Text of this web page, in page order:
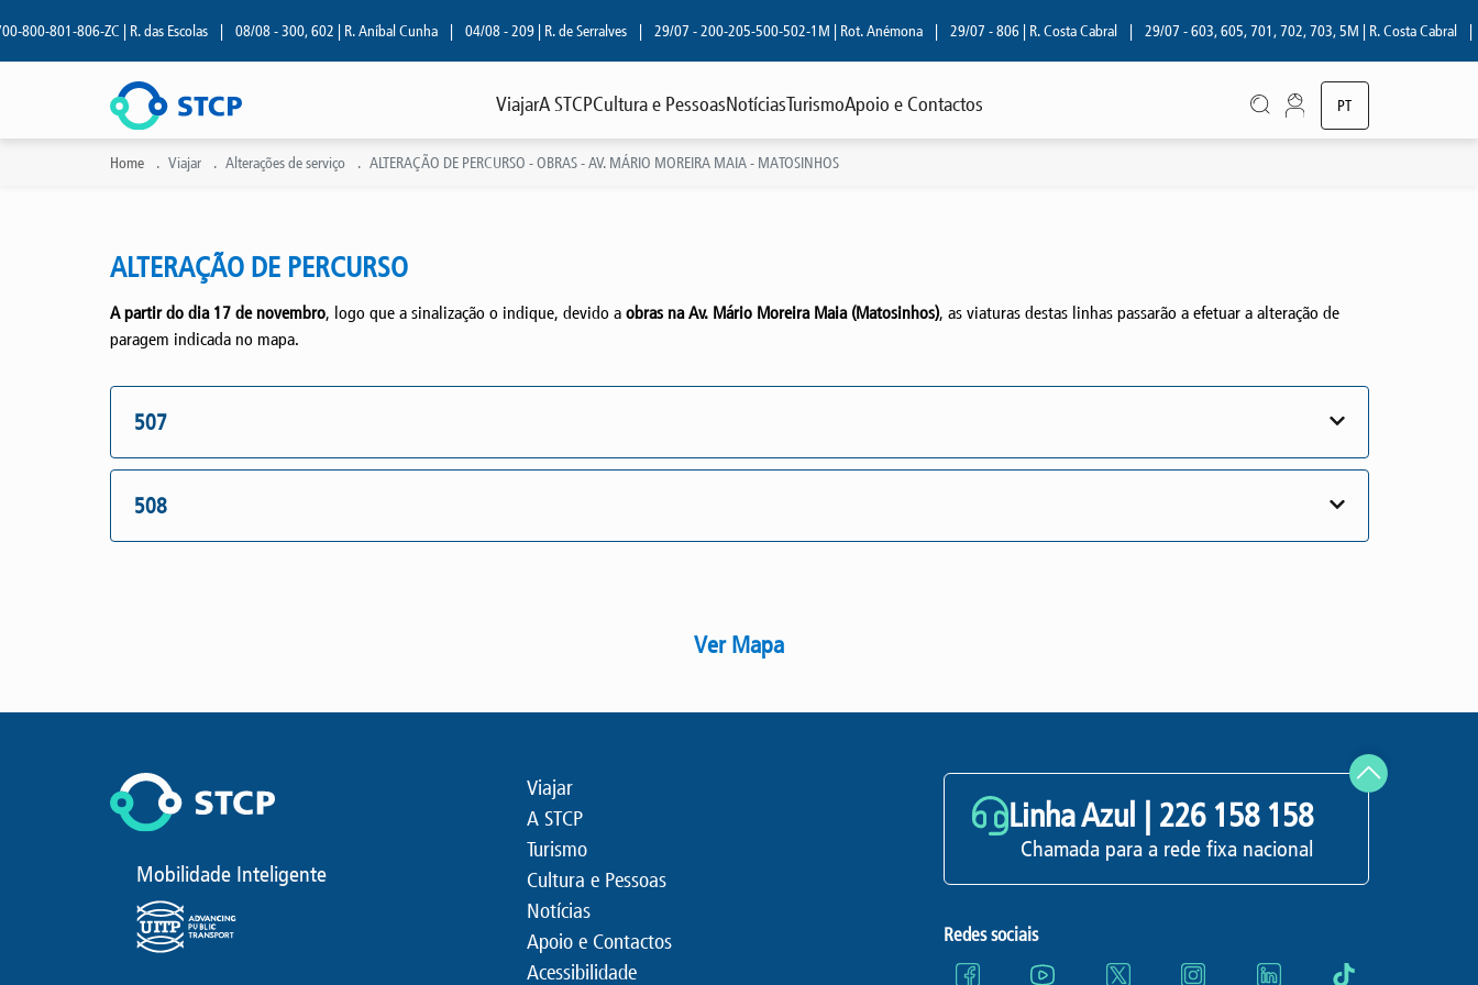
801-806-ZC | R. das Escolas 08/08 - 300, 602 | R. Aníbal Cunha 04/08 - 209 | R. de Serralves 29/07 - 200-205-500-502-1M | Rot. Anémona 29/07 - 806 | R. Costa Cabral 29/07 - 603, 605, 701, 702, 703, 5M | R. Costa Cabral
ViajarA STCPCultura e PessoasNotíciasTurismoApoio e Contactos PT
Home
Viajar Alterações de serviço ALTERAÇÃO DE PERCURSO - OBRAS - AV. MÁRIO MOREIRA MAIA - MATOSINHOS
ALTERAÇÃO DE PERCURSO
A partir do dia 17 de novembro, logo que a sinalização o indique, devido a obras na Av. Mário Moreira Maia (Matosinhos), as viaturas destas linhas passarão a efetuar a alteração de
paragem indicada no mapa.
507
508
Ver Mapa
Mobilidade Inteligente
Viajar
A STCP
Turismo
Cultura e Pessoas
Notícias
Apoio e Contactos
Acessibilidade
Linha Azul | 226 158 158
Chamada para a rede fixa nacional
Redes sociais